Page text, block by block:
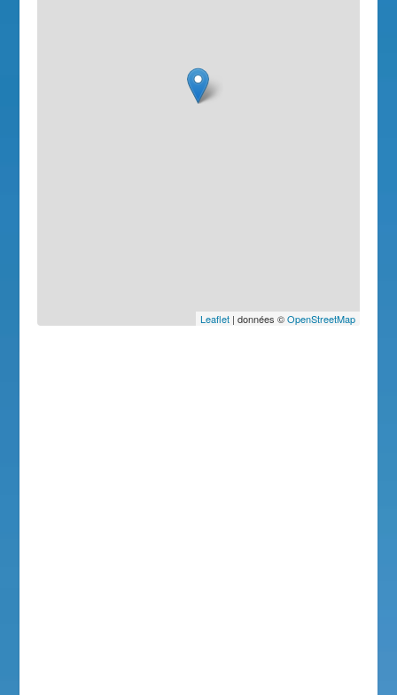
Leaflet| données ©OpenStreetMap